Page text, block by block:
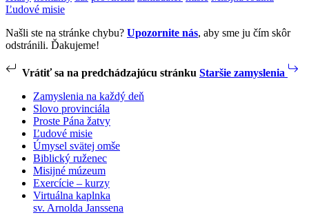
Ľudové misie
Našli ste na stránke chybu? Upozornite nás, aby sme ju čím skôr
odstránili. Ďakujeme!
Vrátiť sa na predchádzajúcu stránku Staršie zamyslenia
Zamyslenia na každý deň
Slovo provinciála
Proste Pána žatvy
Ľudové misie
Úmysel svätej omše
Biblický ruženec
Misijné múzeum
Exercície – kurzy
Virtuálna kaplnka
sv. Arnolda Janssena